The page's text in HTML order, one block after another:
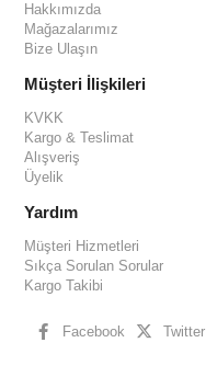
Hakkımızda
Mağazalarımız
Bize Ulaşın
Müşteri İlişkileri
KVKK
Kargo & Teslimat
Alışveriş
Üyelik
Yardım
Müşteri Hizmetleri
Sıkça Sorulan Sorular
Kargo Takibi
Facebook Twitter